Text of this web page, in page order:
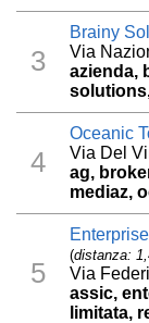
3
Brainy
Via
azienda,
4
Oceanic
Via Del
ag,
mediaz,
5
(distanza:
Via
assic,
limitata,